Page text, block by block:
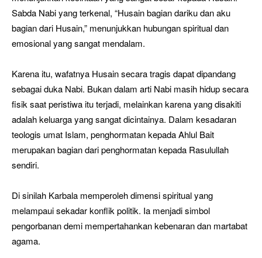
Sabda Nabi yang terkenal, “Husain bagian dariku dan aku
bagian dari Husain,” menunjukkan hubungan spiritual dan
emosional yang sangat mendalam.
Karena itu, wafatnya Husain secara tragis dapat dipandang
sebagai duka Nabi. Bukan dalam arti Nabi masih hidup secara
fisik saat peristiwa itu terjadi, melainkan karena yang disakiti
adalah keluarga yang sangat dicintainya. Dalam kesadaran
teologis umat Islam, penghormatan kepada Ahlul Bait
merupakan bagian dari penghormatan kepada Rasulullah
sendiri.
Di sinilah Karbala memperoleh dimensi spiritual yang
melampaui sekadar konflik politik. Ia menjadi simbol
pengorbanan demi mempertahankan kebenaran dan martabat
agama.